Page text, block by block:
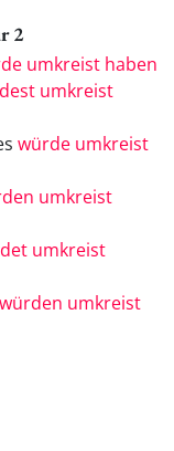
2
umkreist haben
umkreist
würde umkreist
umkreist
umkreist
würden umkreist